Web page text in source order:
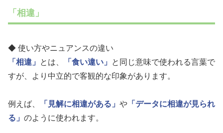
「相違」
◆ 使い方やニュアンスの違い
「相違」
とは、 「食い違い」
と同じ意味で使われる言葉で
すが、より中立的で客観的な印象があります。
例えば、 「見解に相違がある」 や 「データに相違が見られ
る」 のように使われます。